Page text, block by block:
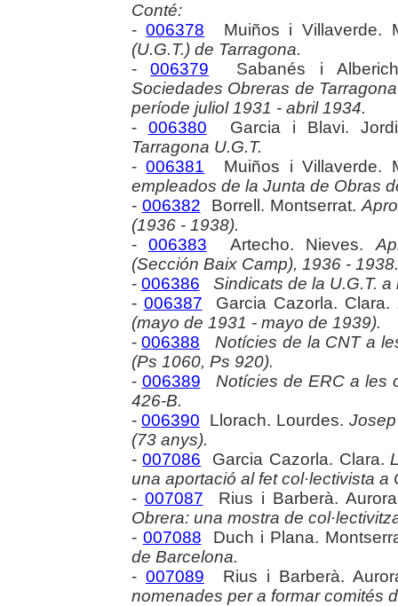
Conté:
-006378 Muiños i Villaverde.
(U.G.T.) de Tarragona.
-006379 Sabanés i
Sociedades Obreras de
període juliol 1931 - abril 1934.
- 006380 Garcia i Blavi.
Tarragona U.G.T.
-006381 Muiños i Villaverde.
empleados de la Junta de Obras
- 006382 Borrell. Montserrat.
(1936 - 1938).
- 006383 Artecho. Nieves.
(Sección Baix Camp), 1936 - 1938.
- 006386
Sindicats de la U.G.T.
- 006387 Garcia Cazorla. Clara.
(mayo de 1931 - mayo de 1939).
-006388
Notícies de la CNT a
(Ps 1060, Ps 920).
- 006389
Notícies de ERC a les
426-B.
-006390 Llorach. Lourdes.
(73 anys).
-007086 Garcia Cazorla. Clara.
una aportació al fet col·lectivista a
- 007087 Rius i Barberà.
Obrera: una mostra de
- 007088 Duch i Plana.
de Barcelona.
- 007089 Rius i Barberà.
nomenades per a formar comités